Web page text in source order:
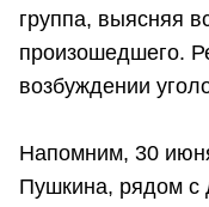
группа, выясняя
произошедшего.
возбуждении
Напомним, 30
Пушкина, рядом с